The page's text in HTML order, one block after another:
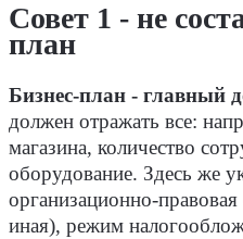
Совет 1 - не
план
Бизнес-план - главный
должен отражать все:
магазина, количество
оборудование. Здесь же
организационно-
иная), режим